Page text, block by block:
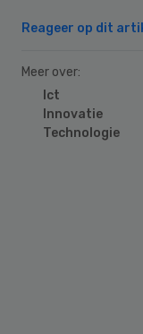
Reageer op dit
Meer over:
Ict
Innovatie
Technologie